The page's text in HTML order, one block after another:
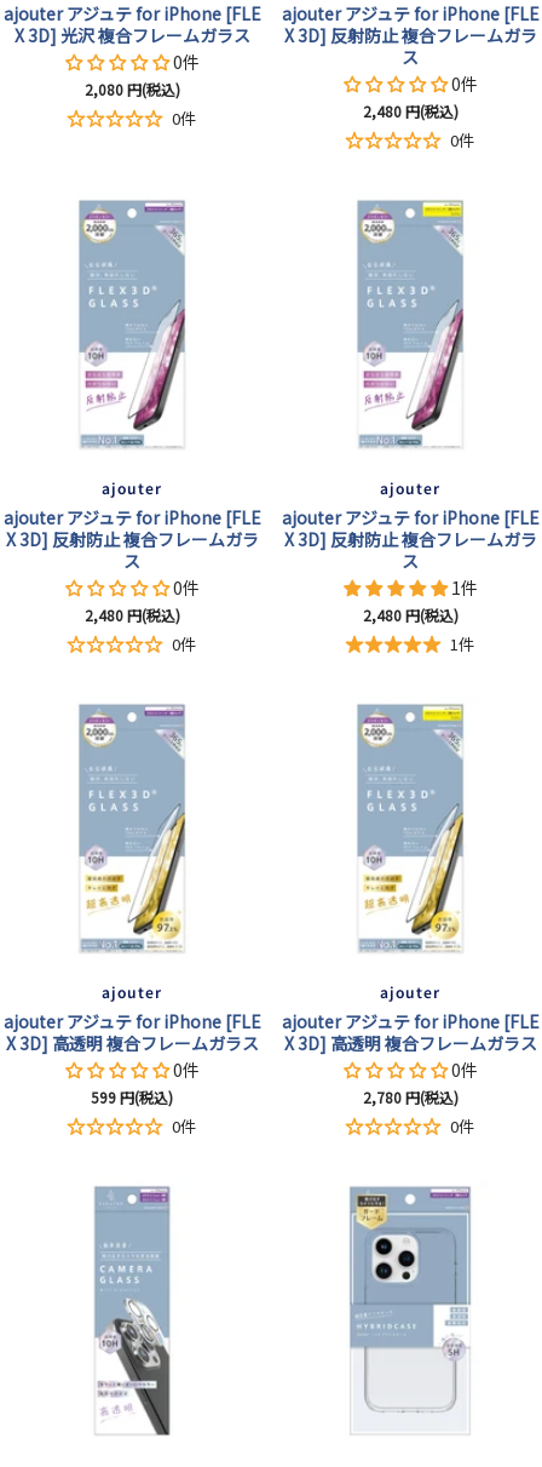
ajouter アジュテ for iPhone [FLE
X 3D] 光沢 複合フレームガラス
0件
セ
ー
2,080円(税込)
0件
ajouter アジュテ for iPhone [FLE
X 3D] 反射防止 複合フレームガラ
ス
0件
セ
ー
格
2,480円(税込)
0件
ajouter
ajouter アジュテ for iPhone [FLE
X 3D] 反射防止 複合フレームガラ
ス
0件
セ
ー
格
2,480円(税込)
0件
ajouter
ajouter アジュテ for iPhone [FLE
X 3D] 反射防止 複合フレームガラ
ス
1件
セ
ー
格
2,480円(税込)
1件
ajouter
ajouter アジュテ for iPhone [FLE
X 3D] 高透明 複合フレームガラス
0件
セ
ー
格
599円(税込)
0件
ajouter
ajouter アジュテ for iPhone [FLE
X 3D] 高透明 複合フレームガラス
0件
セ
ー
格
2,780円(税込)
0件